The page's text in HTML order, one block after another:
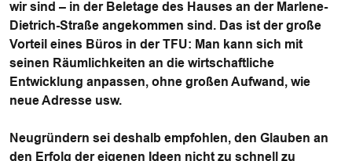
wir sind – in der Beletage des Hauses an der Marlene-
Dietrich-Straße angekommen sind. Das ist der große
Vorteil eines Büros in der TFU: Man kann sich mit
seinen Räumlichkeiten an die wirtschaftliche
Entwicklung anpassen, ohne großen Aufwand, wie
neue Adresse usw.
Neugründern sei deshalb empfohlen, den Glauben an
den Erfolg der eigenen Ideen nicht zu schnell zu